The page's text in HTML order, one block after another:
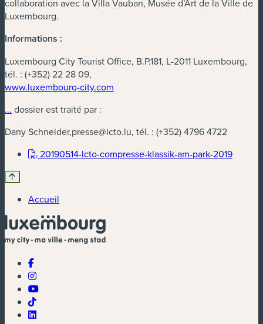
collaboration avec la Villa Vauban, Musée d’Art de la Ville de
Luxembourg.
Informations :
Luxembourg City Tourist Office, B.P.181, L-2011 Luxembourg,
tél. : (+352) 22 28 09,
www.luxembourg-city.com
... dossier est traité par :
Dany Schneider,presse@lcto.lu, tél. : (+352) 4796 4722
20190514-lcto-compresse-klassik-am-park-2019
Accueil